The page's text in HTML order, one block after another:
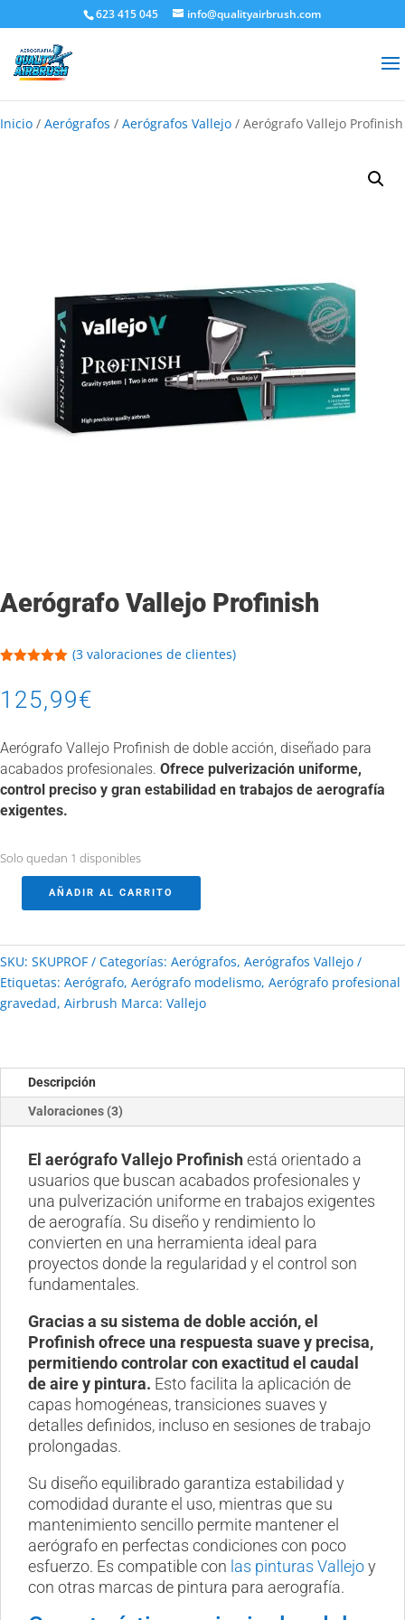
623 415 045 info@qualityairbrush.com
Inicio / Aerógrafos / Aerógrafos Vallejo / Aerógrafo Vallejo Profinish
Aerógrafo Vallejo Profinish
5 en base
clientes
(3valoraciones de clientes)
125,99€
Aerógrafo Vallejo Profinish de doble acción, diseñado para
acabados profesionales. Ofrece pulverización uniforme,
control preciso y gran estabilidad en trabajos de aerografía
exigentes.
Solo quedan 1 disponibles
Profinish
cantidad
AÑADIR AL CARRITO
SKU: SKUPROF Categorías: Aerógrafos, Aerógrafos Vallejo
Etiquetas: Aerógrafo, Aerógrafo modelismo, Aerógrafo profesional
gravedad, Airbrush Marca: Vallejo
Descripción
Valoraciones (3)
El aerógrafo Vallejo Profinishestá orientado a
usuarios que buscan acabados profesionales y
una pulverización uniforme en trabajos exigentes
de aerografía. Su diseño y rendimiento lo
convierten en una herramienta ideal para
proyectos donde la regularidad y el control son
fundamentales.
Gracias a su sistema de doble acción, el
Profinish ofrece una respuesta suave y precisa,
permitiendo controlar con exactitud el caudal
de aire y pintura. Esto facilita la aplicación de
capas homogéneas, transiciones suaves y
detalles definidos, incluso en sesiones de trabajo
prolongadas.
Su diseño equilibrado garantiza estabilidad y
comodidad durante el uso, mientras que su
mantenimiento sencillo permite mantener el
aerógrafo en perfectas condiciones con poco
esfuerzo. Es compatible con las pinturas Vallejoy
con otras marcas de pintura para aerografía.